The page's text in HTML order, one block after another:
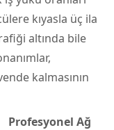
kıyasla üç ila
altında bile
kalmasının
Profesyonel Ağ